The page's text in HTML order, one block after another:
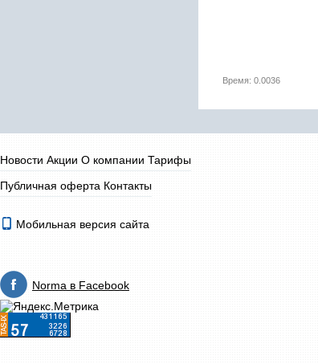
Время: 0.0036
Новости Акции О компании Тарифы
Публичная оферта Контакты
Мобильная версия сайта
Norma в Facebook